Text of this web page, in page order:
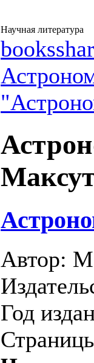
Научная литература
Автор:
Год